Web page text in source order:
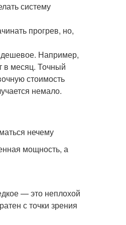
систему
прогрев, но,
дешевое. Например,
в месяц. Точный
стоимость
немало.
нечему
мощность, а
— это неплохой
с точки зрения